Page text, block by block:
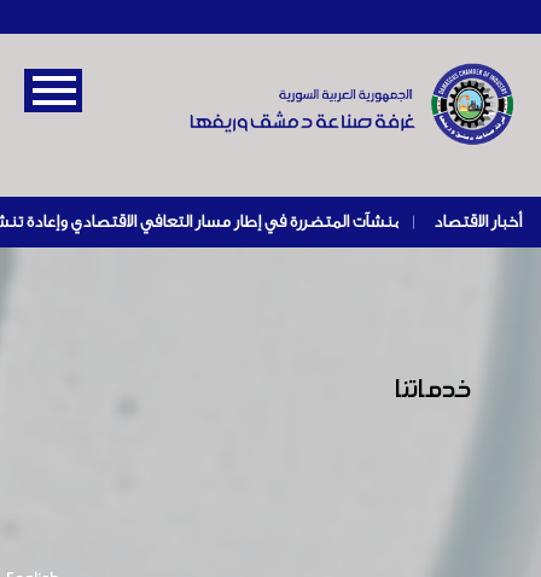
أخبار الاقتصاد |
خدماتنا